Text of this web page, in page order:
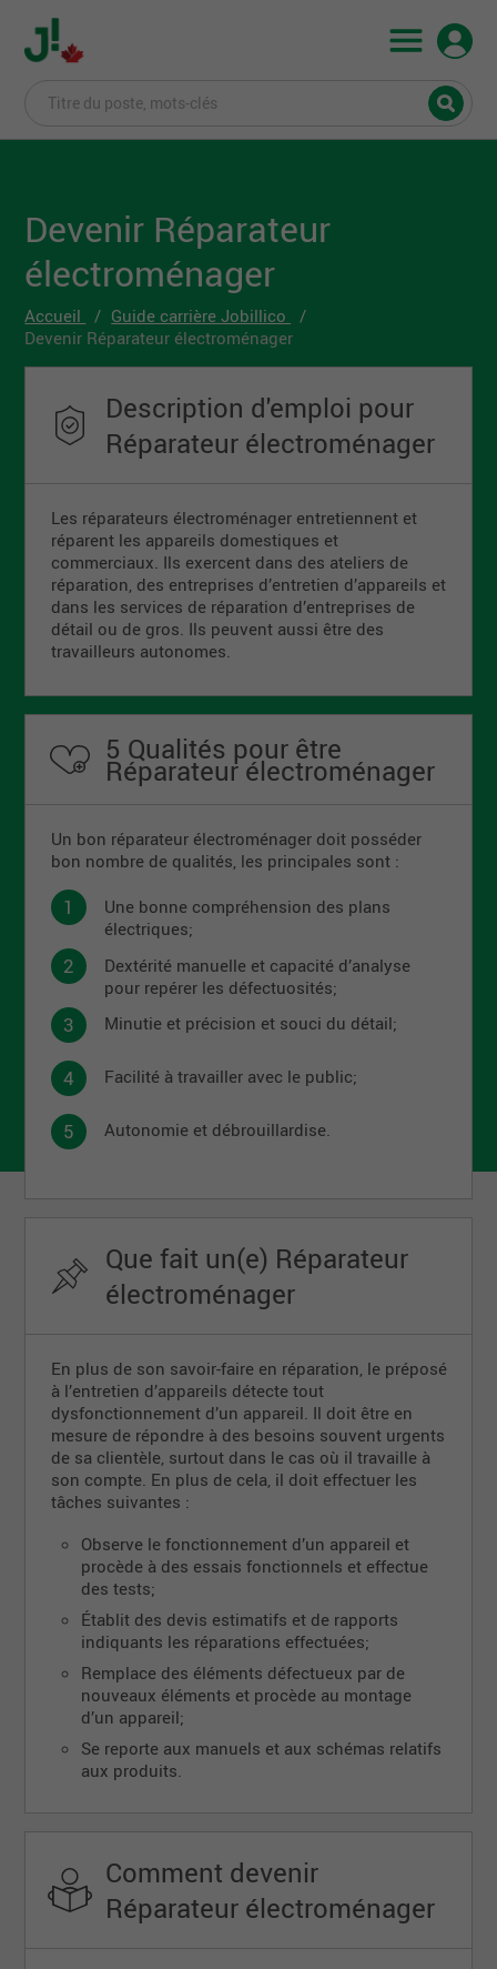
Devenir Réparateur
électroménager
Accueil
Guide carrière Jobillico
Devenir Réparateur électroménager
Description d'emploi pour
Réparateur électroménager
Les réparateurs électroménager entretiennent et
réparent les appareils domestiques et
commerciaux. Ils exercent dans des ateliers de
réparation, des entreprises d’entretien d’appareils et
dans les services de réparation d’entreprises de
détail ou de gros. Ils peuvent aussi être des
travailleurs autonomes.
5 Qualités pour être
Réparateur électroménager
Un bon réparateur électroménager doit posséder
bon nombre de qualités, les principales sont :
Une bonne compréhension des plans
électriques;
Dextérité manuelle et capacité d’analyse
pour repérer les défectuosités;
Minutie et précision et souci du détail;
Facilité à travailler avec le public;
Autonomie et débrouillardise.
Que fait un(e) Réparateur
électroménager
En plus de son savoir-faire en réparation, le préposé
à l’entretien d’appareils détecte tout
dysfonctionnement d’un appareil. Il doit être en
mesure de répondre à des besoins souvent urgents
de sa clientèle, surtout dans le cas où il travaille à
son compte. En plus de cela, il doit effectuer les
tâches suivantes :
Observe le fonctionnement d’un appareil et
procède à des essais fonctionnels et effectue
des tests;
Établit des devis estimatifs et de rapports
indiquants les réparations effectuées;
Remplace des éléments défectueux par de
nouveaux éléments et procède au montage
d’un appareil;
Se reporte aux manuels et aux schémas relatifs
aux produits.
Comment devenir
Réparateur électroménager